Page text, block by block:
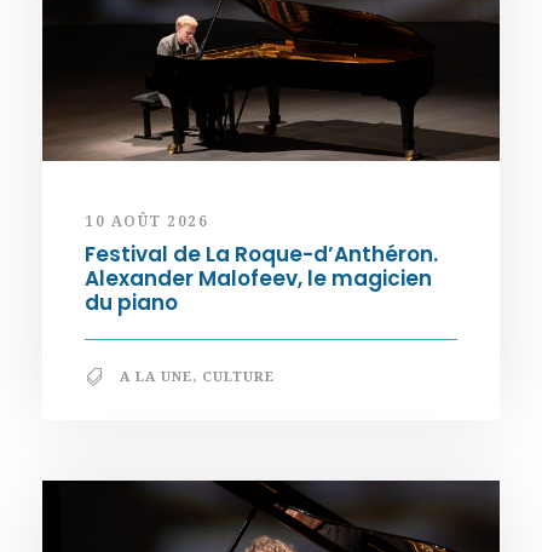
10 AOÛT 2026
Festival de La Roque-d’Anthéron.
Alexander Malofeev, le magicien
du piano
A LA UNE, CULTURE